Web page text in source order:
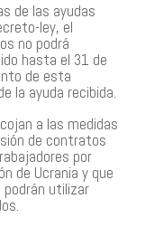
de las ayudas
ley, el
no podrá
hasta el 31 de
de esta
la ayuda recibida.
a las medidas
de contratos
por
de Ucrania y que
podrán utilizar